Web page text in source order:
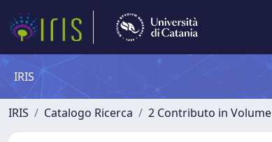
IRIS
IRIS Catalogo Ricerca 2 Contributo in Volume